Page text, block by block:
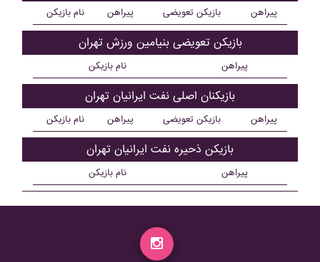
نام بازیکن پیراهن بازیکن تعویضی پیراهن
بازیکن تعویضی بنيامين ورزش تهران
نام بازیکن پیراهن
بازیکنان اصلی نفت ايرانيان تهران
نام بازیکن پیراهن بازیکن تعویضی پیراهن
بازیکن ذحیره نفت ايرانيان تهران
نام بازیکن پیراهن